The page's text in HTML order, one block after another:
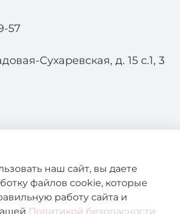
магазине
57
Сухаревская, д. 15 с.1, 3
наш сайт, вы даете
файлов cookie, которые
работу сайта и
Политикой безопасности